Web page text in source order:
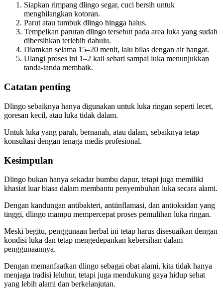
Siapkan rimpang dlingo segar, cuci bersih untuk
menghilangkan kotoran.
Parut atau tumbuk dlingo hingga halus.
Tempelkan parutan dlingo tersebut pada area luka yang sudah
dibersihkan terlebih dahulu.
Diamkan selama 15–20 menit, lalu bilas dengan air hangat.
Ulangi proses ini 1–2 kali sehari sampai luka menunjukkan
tanda-tanda membaik.
Catatan penting
Dlingo sebaiknya hanya digunakan untuk luka ringan seperti lecet,
goresan kecil, atau luka tidak dalam.
Untuk luka yang parah, bernanah, atau dalam, sebaiknya tetap
konsultasi dengan tenaga medis profesional.
Kesimpulan
Dlingo bukan hanya sekadar bumbu dapur, tetapi juga memiliki
khasiat luar biasa dalam membantu penyembuhan luka secara alami.
Dengan kandungan antibakteri, antiinflamasi, dan antioksidan yang
tinggi, dlingo mampu mempercepat proses pemulihan luka ringan.
Meski begitu, penggunaan herbal ini tetap harus disesuaikan dengan
kondisi luka dan tetap mengedepankan kebersihan dalam
penggunaannya.
Dengan memanfaatkan dlingo sebagai obat alami, kita tidak hanya
menjaga tradisi leluhur, tetapi juga mendukung gaya hidup sehat
yang lebih alami dan berkelanjutan.